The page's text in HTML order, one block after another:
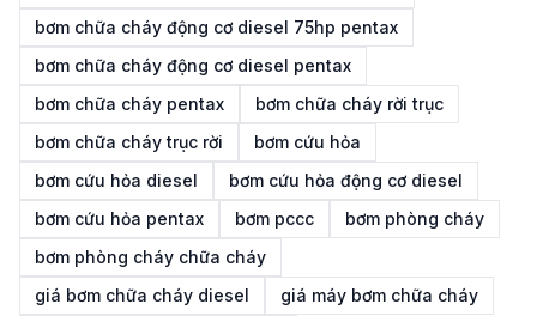
bơm chữa cháy động cơ diesel 75hp pentax
bơm chữa cháy động cơ diesel pentax
bơm chữa cháy pentax
bơm chữa cháy rời trục
bơm chữa cháy trục rời
bơm cứu hỏa
bơm cứu hỏa diesel
bơm cứu hỏa động cơ diesel
bơm cứu hỏa pentax
bơm pccc
bơm phòng cháy
bơm phòng cháy chữa cháy
giá bơm chữa cháy diesel
giá máy bơm chữa cháy